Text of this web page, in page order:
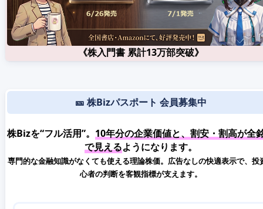
《株入門書 累計13万部突破》
🎫 株Bizパスポート 会員募集中
株Bizを“フル活用”。 10年分の企業価値と、割安・割高が全
で見えるようになります。
専門的な金融知識がなくても使える理論株価。広告なしの快適表示で、投
心者の判断を客観指標が支えます。